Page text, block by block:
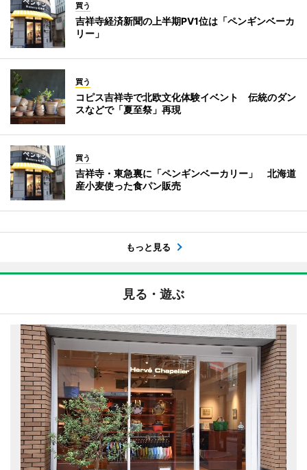
買う
吉祥寺経済新聞の上半期PV1位は「ペンギンベーカ
リー」
買う
コピス吉祥寺で北欧文化体験イベント 伝統のダン
スなどで「夏至祭」再現
買う
吉祥寺・東急裏に「ペンギンベーカリー」 北海道
産小麦使った食パン販売
もっと見る
見る・遊ぶ